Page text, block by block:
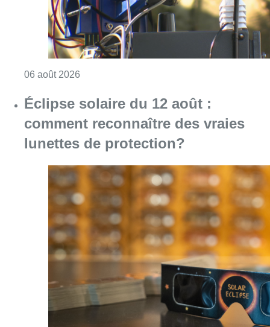
06 août 2026
Éclipse solaire du 12 août :
comment reconnaître des vraies
lunettes de protection?